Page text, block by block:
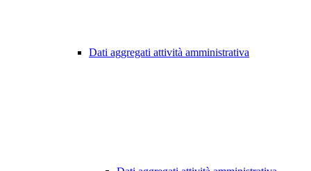
Dati aggregati attività amministrativa